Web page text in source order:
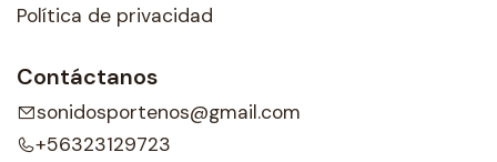
Política de privacidad
Contáctanos
sonidosportenos@gmail.com
+56323129723